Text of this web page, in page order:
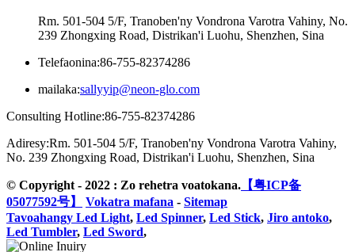
Rm. 501-504 5/F, Tranoben'ny Vondrona Varotra Vahiny, No.
239 Zhongxing Road, Distrikan'i Luohu, Shenzhen, Sina
Telefaonina:86-755-82374286
mailaka:sallyyip@neon-glo.com
Consulting Hotline:86-755-82374286
Adiresy:Rm. 501-504 5/F, Tranoben'ny Vondrona Varotra Vahiny,
No. 239 Zhongxing Road, Distrikan'i Luohu, Shenzhen, Sina
© Copyright - 2022 : Zo rehetra voatokana. 【粤ICP备
05077592号】
Vokatra mafana - Sitemap
Tavoahangy Led Light, Led Spinner, Led Stick, Jiro antoko,
Led Tumbler, Led Sword,